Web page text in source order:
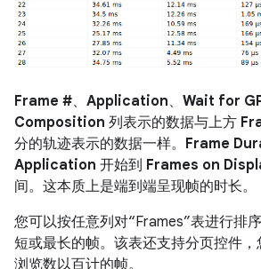
Frame #、 Application、 Wait for
Composition 列表示的数据与上方
分的轨迹表示的数据一样。 Frame
Application 开始到 Frames on
间。这本质上是端到端呈现帧的时长。
您可以按任意列对“Frames”表进行排
短或最长的帧。该表还支持分页控件
浏览数以百计的帧。